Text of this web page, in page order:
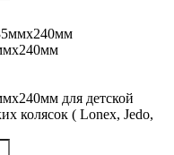
для детской
колясок ( Lonex, Jedo,